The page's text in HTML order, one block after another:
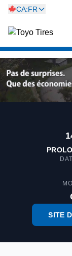
CA:FR
SITE